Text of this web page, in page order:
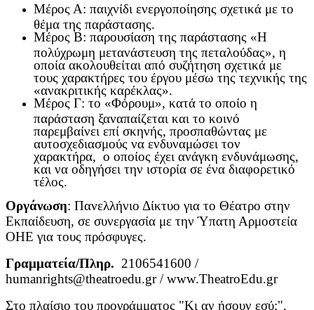
Μέρος Α: παιχνίδι ενεργοποίησης σχετικά με το
θέμα της παράστασης.
Μέρος Β: παρουσίαση της παράστασης «Η
πολύχρωμη μετανάστευση της πεταλούδας», η
οποία ακολουθείται από συζήτηση σχετικά με
τους χαρακτήρες του έργου μέσω της τεχνικής της
«ανακριτικής καρέκλας».
Μέρος Γ: το «Φόρουμ», κατά το οποίο η
παράσταση ξαναπαίζεται και το κοινό
παρεμβαίνει επί σκηνής, προσπαθώντας με
αυτοσχεδιασμούς να ενδυναμώσει τον
χαρακτήρα, ο οποίος έχει ανάγκη ενδυνάμωσης,
και να οδηγήσει την ιστορία σε ένα διαφορετικό
τέλος.
Οργάνωση: Πανελλήνιο Δίκτυο για το Θέατρο στην
Εκπαίδευση, σε συνεργασία με την Ύπατη Αρμοστεία
ΟΗΕ για τους πρόσφυγες.
Γραμματεία/Πληρ. 2106541600 /
humanrights@theatroedu.gr / www.TheatroEdu.gr
Στο πλαίσιο του προγράμματος "Κι αν ήσουν εσύ;",